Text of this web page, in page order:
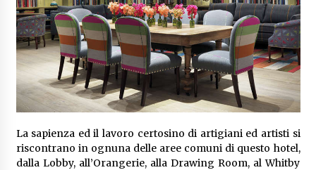
La sapienza ed il lavoro certosino di artigiani ed artisti si
riscontrano in ognuna delle aree comuni di questo hotel,
dalla Lobby, all’Orangerie, alla Drawing Room, al Whitby